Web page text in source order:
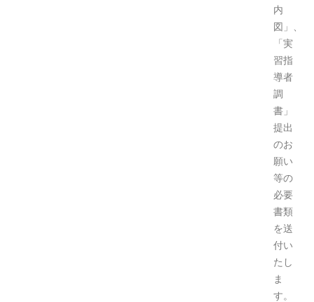
内
図」、
「実
習指
導者
調
書」
提出
のお
願い
等の
必要
書類
を送
付い
たし
ま
す。